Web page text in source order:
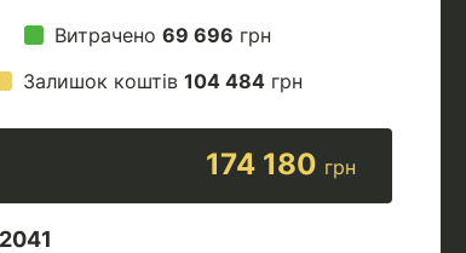
Витрачено 69 696 грн
Залишок коштів 104 484грн
174 180 грн